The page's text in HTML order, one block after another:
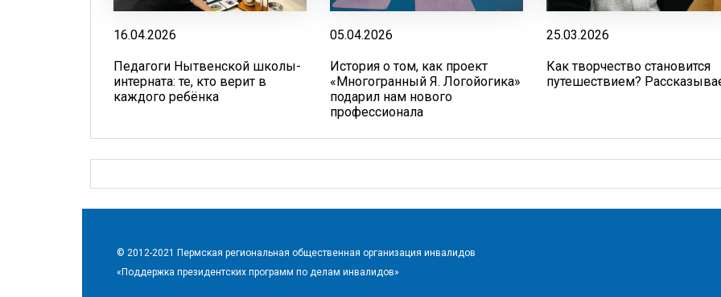
16.04.2026
Педагоги Нытвенской школы-
интерната: те, кто верит в
каждого ребёнка
05.04.2026
История о том, как проект
«Многогранный Я. Логойогика»
подарил нам нового
профессионала
25.03.2026
Как творчество становится
путешествием?
© 2012-2021 Пермская региональная общественная организация инвалидов
«Поддержка президентских программ по делам инвалидов»